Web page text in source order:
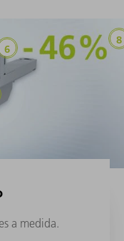
a medida.